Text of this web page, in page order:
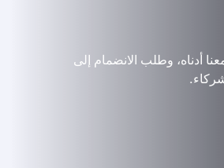
أدناه، وطلب الانضمام إلى